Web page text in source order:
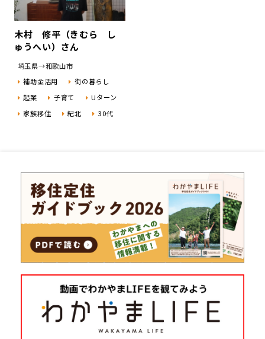
木村 修平（きむら し
ゅうへい）さん
埼玉県→和歌山市
補助金活用
街の暮らし
起業
子育て
Uターン
家族移住
紀北 30代